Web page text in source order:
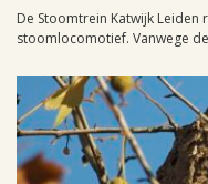
De Stoomtrein Katwijk
stoomlocomotief. Vanwege